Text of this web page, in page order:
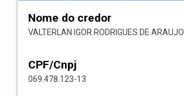
Nome do credor
VALTERLAN IGOR RODRIGUES DE ARAUJO
CPF/Cnpj
069.478.123-13